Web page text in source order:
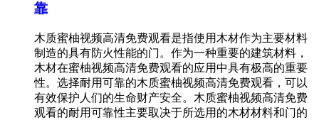
靠
木质蜜柚视频高清免费观看是指使用木材作为主要材料
制造的具有防火性能的门。作为一种重要的建筑材料，
木材在蜜柚视频高清免费观看的应用中具有极高的重要
性。选择耐用可靠的木质蜜柚视频高清免费观看，可以
有效保护人们的生命财产安全。木质蜜柚视频高清免费
观看的耐用可靠性主要取决于所选用的木材材料和门的